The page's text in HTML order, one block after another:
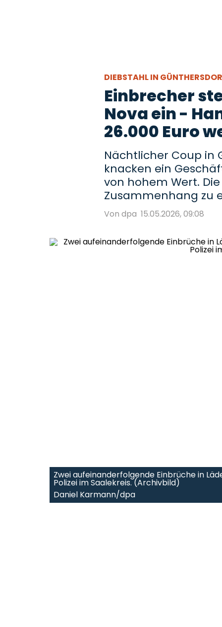
DIEBSTAHL IN
Einbrecher
Nova ein -
26.000 Euro
Nächtlicher Coup in
knacken ein
von hohem Wert.
Zusammenhang zu
Von dpa 15.05.2026, 09:08
Zwei aufeinanderfolgende Einbrüche in
Polizei im Saalekreis. (Archivbild)
Daniel Karmann/dpa